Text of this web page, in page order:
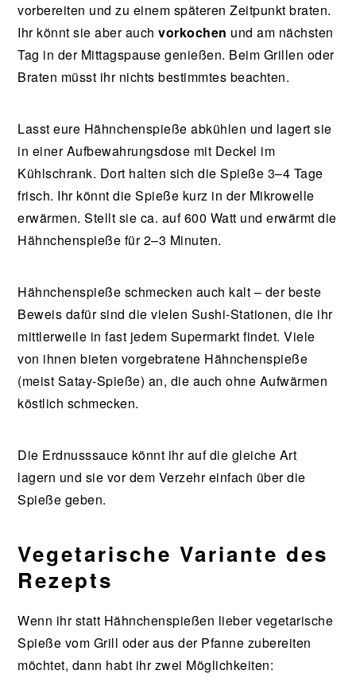
vorbereiten und zu einem späteren Zeitpunkt braten.
Ihr könnt sie aber auchvorkochen und am nächsten
Tag in der Mittagspause genießen. Beim Grillen oder
Braten müsst ihr nichts bestimmtes beachten.
Lasst eure Hähnchenspieße abkühlen und lagert sie
in einer Aufbewahrungsdose mit Deckel im
Kühlschrank. Dort halten sich die Spieße 3–4 Tage
frisch. Ihr könnt die Spieße kurz in der Mikrowelle
erwärmen. Stellt sie ca. auf 600 Watt und erwärmt die
Hähnchenspieße für 2–3 Minuten.
Hähnchenspieße schmecken auch kalt – der beste
Beweis dafür sind die vielen Sushi-Stationen, die ihr
mittlerweile in fast jedem Supermarkt findet. Viele
von ihnen bieten vorgebratene Hähnchenspieße
(meist Satay-Spieße) an, die auch ohne Aufwärmen
köstlich schmecken.
Die Erdnusssauce könnt ihr auf die gleiche Art
lagern und sie vor dem Verzehr einfach über die
Spieße geben.
Vegetarische Variante des
Rezepts
Wenn ihr statt Hähnchenspießen lieber vegetarische
Spieße vom Grill oder aus der Pfanne zubereiten
möchtet, dann habt ihr zwei Möglichkeiten: